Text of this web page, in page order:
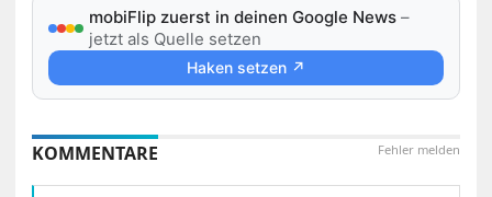
mobiFlip zuerst in deinen Google News –
jetzt als Quelle setzen
Haken setzen ↗
Fehler melden
KOMMENTARE